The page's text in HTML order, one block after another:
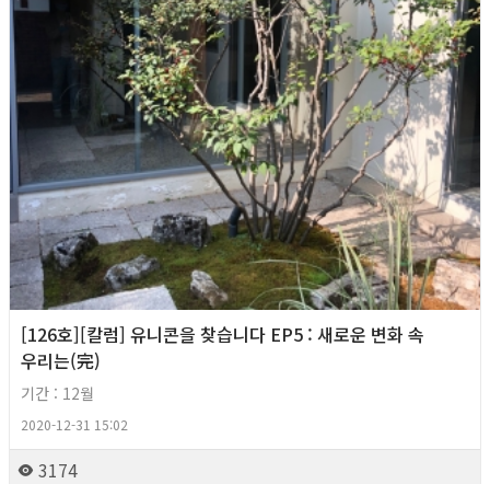
[126호][칼럼] 유니콘을 찾습니다 EP5 : 새로운 변화 속
우리는(完)
기간 : 12월
2020-12-31 15:02
3174